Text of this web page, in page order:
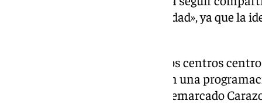
programación cultural de la ciudad», ya que la
Además, será un espacio para los centros
compartiendo lectura aquí y con una
sea estable y permanente», ha remarcado